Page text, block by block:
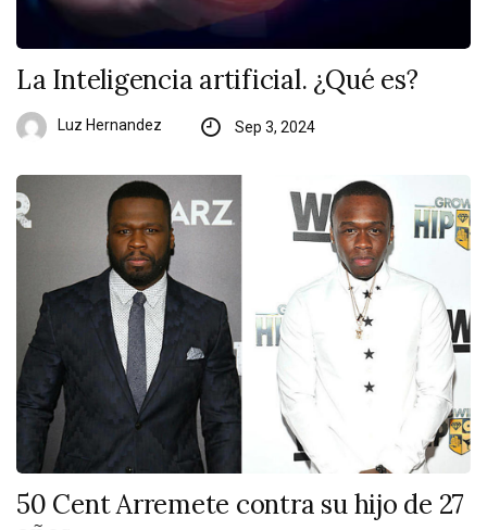
La Inteligencia artificial. ¿Qué es?
Luz Hernandez Sep 3, 2024
50 Cent Arremete contra su hijo de 27